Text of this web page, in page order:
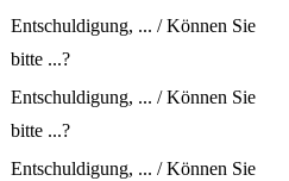
Entschuldigung, ... / Können Sie
bitte ...?
Entschuldigung, ... / Können Sie
bitte ...?
Entschuldigung, ... / Können Sie